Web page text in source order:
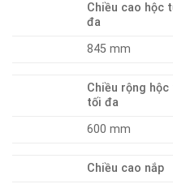
Chiều cao hộc
đa
845 mm
Chiều rộng hộc
tối đa
600 mm
Chiều cao nắp